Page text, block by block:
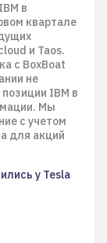
в
квартале
и Taos.
с BoxBoat
не
IBM в
Мы
с учетом
для акций
у Tesla